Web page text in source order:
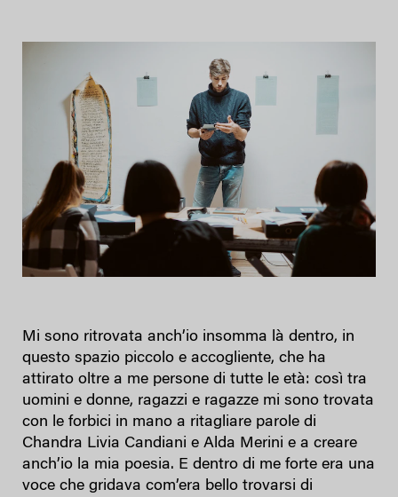
Mi sono ritrovata anch’io insomma là dentro, in
questo spazio piccolo e accogliente, che ha
attirato oltre a me persone di tutte le età: così tra
uomini e donne, ragazzi e ragazze mi sono trovata
con le forbici in mano a ritagliare parole di
Chandra Livia Candiani e Alda Merini e a creare
anch’io la mia poesia. E dentro di me forte era una
voce che gridava com’era bello trovarsi di